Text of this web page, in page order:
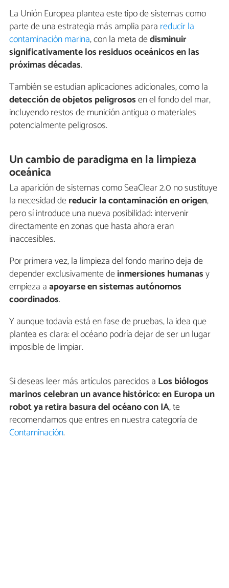
La Unión Europea plantea este tipo de sistemas como
parte de una estrategia más amplia para reducir la
contaminación marina, con la meta dedisminuir
significativamente los residuos oceánicos en las
próximas décadas.
También se estudian aplicaciones adicionales, como la
detección de objetos peligrososen el fondo del mar,
incluyendo restos de munición antigua o materiales
potencialmente peligrosos.
Un cambio de paradigma en la limpieza
oceánica
La aparición de sistemas como SeaClear 2.0 no sustituye
la necesidad dereducir la contaminación en origen,
pero sí introduce una nueva posibilidad: intervenir
directamente en zonas que hasta ahora eran
inaccesibles.
Por primera vez, la limpieza del fondo marino deja de
depender exclusivamente deinmersiones humanasy
empieza aapoyarse en sistemas autónomos
coordinados.
Y aunque todavía está en fase de pruebas, la idea que
plantea es clara: el océano podría dejar de ser un lugar
imposible de limpiar.
Si deseas leer más artículos parecidos a Los biólogos
marinos celebran un avance histórico: en Europa un
robot ya retira basura del océano con IA, te
recomendamos que entres en nuestra categoría de
Contaminación.